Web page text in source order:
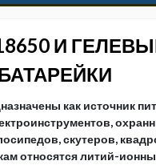
И
как источник
скутеров,
относятся литий-